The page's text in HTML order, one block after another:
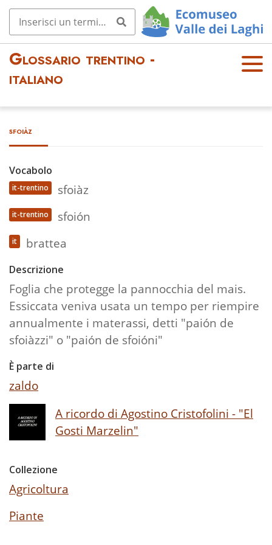
Glossario trentino -
italiano
OPE
sfoiàz
Vocabolo
it-trentino sfoiàz
it-trentino sfoión
it brattea
Descrizione
Foglia che protegge la pannocchia del mais.
Essiccata veniva usata un tempo per riempire
annualmente i materassi, detti "paión de
sfoiàzzi" o "paión de sfoióni"
È parte di
zaldo
A ricordo di Agostino Cristofolini - "El
Gosti Marzelin"
Collezione
Agricoltura
Piante